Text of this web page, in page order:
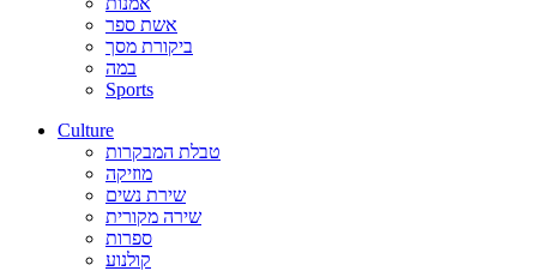
אשת ספר
ביקורת מסך
במה
Sports
Culture
טבלת המבקרות
מוזיקה
שירת נשים
שירה מקורית
ספרות
קולנוע